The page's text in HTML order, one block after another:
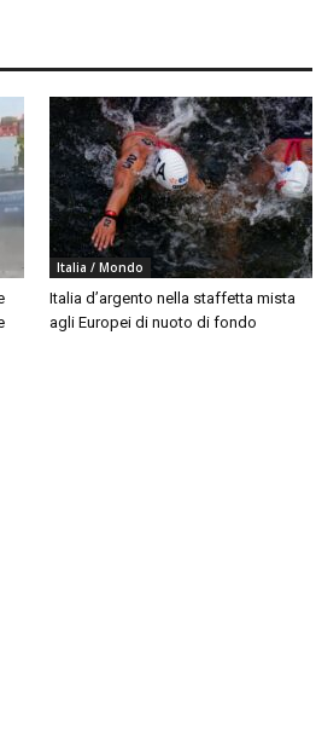
Italia / Mondo
Italia d’argento nella staffetta mista
agli Europei di nuoto di fondo